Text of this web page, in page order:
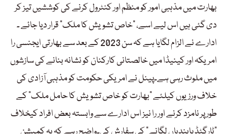
بھارت میں مذہبی امور کو منظم اور کنٹرول کرنے کی کوششیں تیز کر
دی گئی ہیں اس لیے اسے، “خاص تشویش کا ملک” قرار دیا جائے ۔
ادارے نے الزام لگایا ہے کہ سن 2023 کے بعد سے بھارتی ایجنسی را
امریکہ اور کینیڈا میں خالصتانی کارکنان کو نشانہ بنانے کی سازشوں
میں ملوث رہی ہے۔پینل نے امریکی حکومت کو مذہبی آزادی کی
خلاف ورزیوں کیلئے “بھارت کو خاص تشویش کا حامل ملک” کے
طور پر نامزد کرنے اور را نیز اس ادارے سے وابستہ بعض افراد کیخلاف